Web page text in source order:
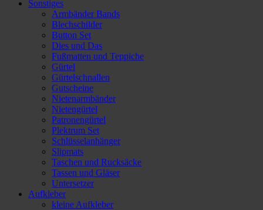
Sonstiges
Armbänder Bands
Blechschilder
Button Set
Dies und Das
Fußmatten und Teppiche
Gürtel
Gürtelschnallen
Gutscheine
Nietenarmbänder
Nietengürtel
Patronengürtel
Plektrum Set
Schlüsselanhänger
Slipmats
Taschen und Rucksäcke
Tassen und Gläser
Untersetzer
Aufkleber
kleine Aufkleber